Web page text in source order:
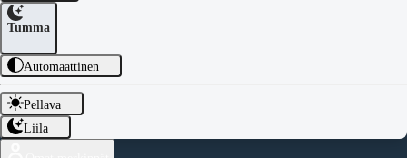
Tumma
Automaattinen
Pellava
Liila